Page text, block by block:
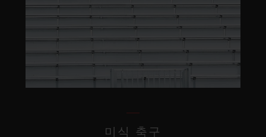
미식 축구